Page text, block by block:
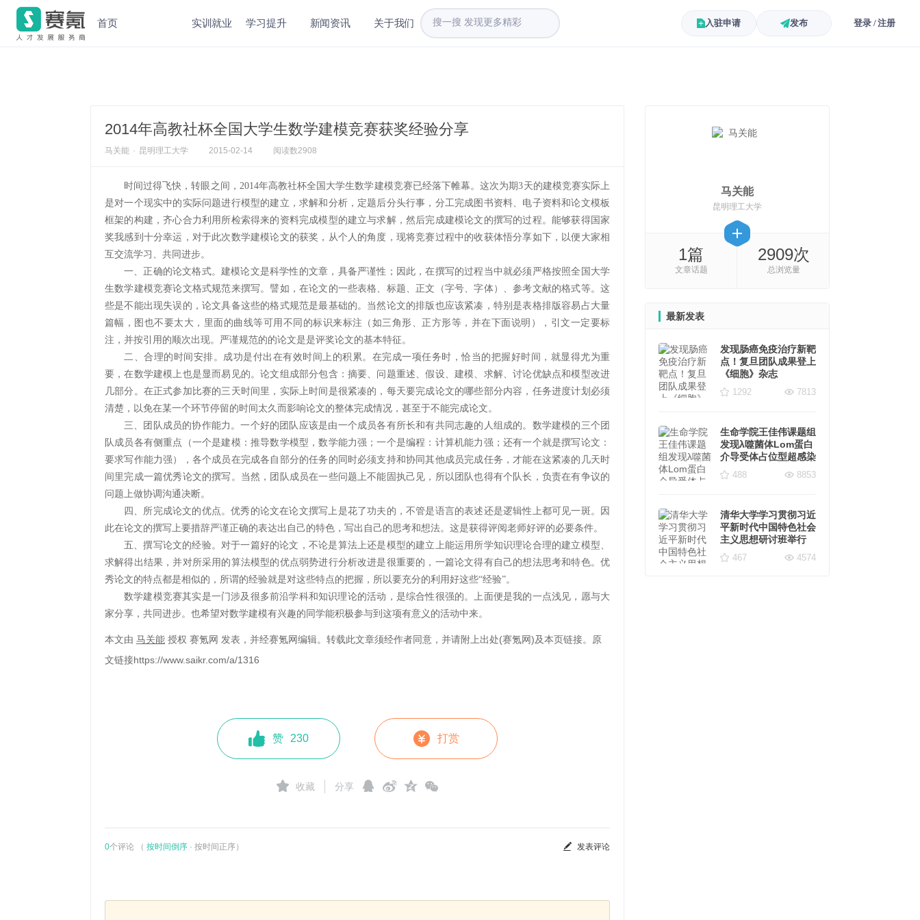
首页 实训就业 学习提升 新闻资讯 关于我们 入驻申请 发布 登录 / 注册
2014年高教社杯全国大学生数学建模竞赛获奖经验分享
马关能 · 昆明理工大学 2015-02-14 阅读数2908
时间过得飞快，转眼之间，2014年高教社杯全国大学生数学建模竞赛已经落下帷幕。这次为期3天的建模竞赛实际上
是对一个现实中的实际问题进行模型的建立，求解和分析，定题后分头行事，分工完成图书资料、电子资料和论文模板
框架的构建，齐心合力利用所检索得来的资料完成模型的建立与求解，然后完成建模论文的撰写的过程。能够获得国家
奖我感到十分幸运，对于此次数学建模论文的获奖，从个人的角度，现将竞赛过程中的收获体悟分享如下，以便大家相
互交流学习、共同进步。
一、 正确的论文格式。建模论文是科学性的文章，具备严谨性；因此，在撰写的过程当中就必须严格按照全国大学
生数学建模竞赛论文格式规范来撰写。譬如，在论文的一些表格、标题、正文（字号、字体）、参考文献的格式等。这
些是不能出现失误的，论文具备这些的格式规范是最基础的。当然论文的排版也应该紧凑，特别是表格排版容易占大量
篇幅，图也不要太大，里面的曲线等可用不同的标识来标注（如三角形、正方形等，并在下面说明），引文一定要标
注，并按引用的顺次出现。严谨规范的的论文是是评奖论文的基本特征。
二、 合理的时间安排。成功是付出在有效时间上的积累。在完成一项任务时，恰当的把握好时间，就显得尤为重
要，在数学建模上也是显而易见的。论文组成部分包含：摘要、问题重述、假设、建模、求解、讨论优缺点和模型改进
几部分。在正式参加比赛的三天时间里，实际上时间是很紧凑的，每天要完成论文的哪些部分内容，任务进度计划必须
清楚，以免在某一个环节停留的时间太久而影响论文的整体完成情况，甚至于不能完成论文。
三、
团队成员的协作能力。一个好的团队应该是由一个成员各有所长和有共同志趣的人组成的。数学建模的三个团
队成员各有侧重点（一个是建模：推导数学模型，数学能力强；一个是编程：计算机能力强；还有一个就是撰写论文：
要求写作能力强），各个成员在完成各自部分的任务的同时必须支持和协同其他成员完成任务，才能在这紧凑的几天时
间里完成一篇优秀论文的撰写。当然，团队成员在一些问题上不能固执己见，所以团队也得有个队长，负责在有争议的
问题上做协调沟通决断。
四、 所完成论文的优点。优秀的论文在论文撰写上是花了功夫的，不管是语言的表述还是逻辑性上都可见一斑。因
此在论文的撰写上要措辞严谨正确的表达出自己的特色，写出自己的思考和想法。这是获得评阅老师好评的必要条件。
五、撰写论文的经验。对于一篇好的论文，不论是算法上还是模型的建立上能运用所学知识理论合理的建立模型、
求解得出结果，并对所采用的算法模型的优点弱势进行分析改进是很重要的，一篇论文得有自己的想法思考和特色。优
秀论文的特点都是相似的，所谓的经验就是对这些特点的把握，所以要充分的利用好这些“经验”。
数学建模竞赛其实是一门涉及很多前沿学科和知识理论的活动，是综合性很强的。上面便是我的一点浅见，愿与大
家分享，共同进步。也希望对数学建模有兴趣的同学能积极参与到这项有意义的活动中来。
本文由 马关能 授权 赛氪网 发表，并经赛氪网编辑。转载此文章须经作者同意，并请附上出处(赛氪网)及本页链接。原
文链接https://www.saikr.com/a/1316
赞 230 打赏
收藏 分享
0个评论 （ 按时间倒序 · 按时间正序） 发表评论
马关能
昆明理工大学
1篇
文章话题
2909次
总浏览量
最新发表
发现肠癌免疫治疗新靶
点！复旦团队成果登上
《细胞》杂志
1292 7813
生命学院王佳伟课题组
发现λ噬菌体Lom蛋白
介导受体占位型超感染
排斥新机制
488 8853
清华大学学习贯彻习近
平新时代中国特色社会
主义思想研讨班举行
467 4574